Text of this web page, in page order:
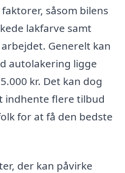
såsom bilens
lakfarve samt
Generelt kan
autolakering ligge
kr. Det kan dog
indhente flere tilbud
for at få den bedste
der kan påvirke